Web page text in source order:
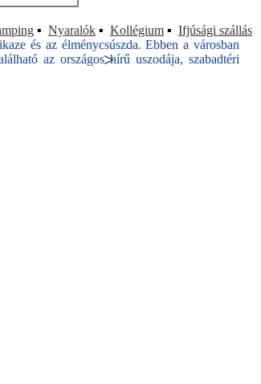
>
▪ Nyaralók ▪ Kollégium ▪ Ifjúsági szállás
és az élménycsúszda. Ebben a városban
az országos hírű uszodája, szabadtéri